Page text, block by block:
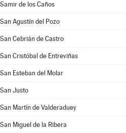
Samir de los Caños
San Agustín del Pozo
San Cebrián de Castro
San Cristóbal de Entreviñas
San Esteban del Molar
San Justo
San Martín de Valderaduey
San Miguel de la Ribera